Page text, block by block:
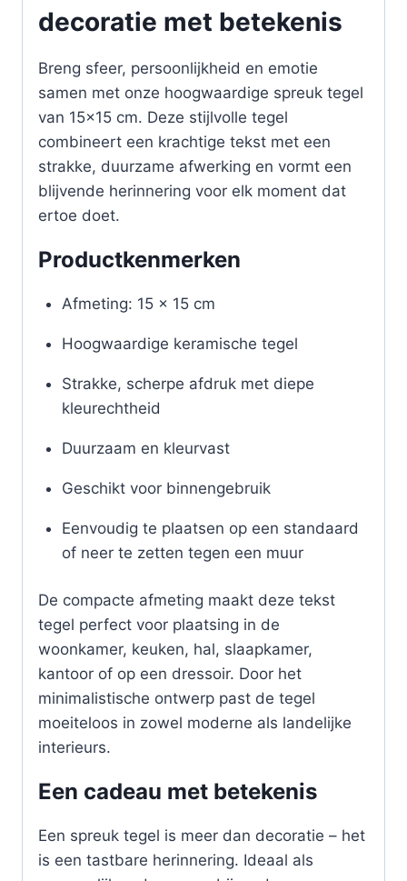
decoratie met betekenis
Breng sfeer, persoonlijkheid en emotie
samen met onze hoogwaardige spreuk tegel
van 15×15 cm. Deze stijlvolle tegel
combineert een krachtige tekst met een
strakke, duurzame afwerking en vormt een
blijvende herinnering voor elk moment dat
ertoe doet.
Productkenmerken
Afmeting: 15 x 15 cm
Hoogwaardige keramische tegel
Strakke, scherpe afdruk met diepe
kleurechtheid
Duurzaam en kleurvast
Geschikt voor binnengebruik
Eenvoudig te plaatsen op een standaard
of neer te zetten tegen een muur
De compacte afmeting maakt deze tekst
tegel perfect voor plaatsing in de
woonkamer, keuken, hal, slaapkamer,
kantoor of op een dressoir. Door het
minimalistische ontwerp past de tegel
moeiteloos in zowel moderne als landelijke
interieurs.
Een cadeau met betekenis
Een spreuk tegel is meer dan decoratie – het
is een tastbare herinnering. Ideaal als